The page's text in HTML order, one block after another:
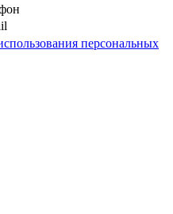
персональных